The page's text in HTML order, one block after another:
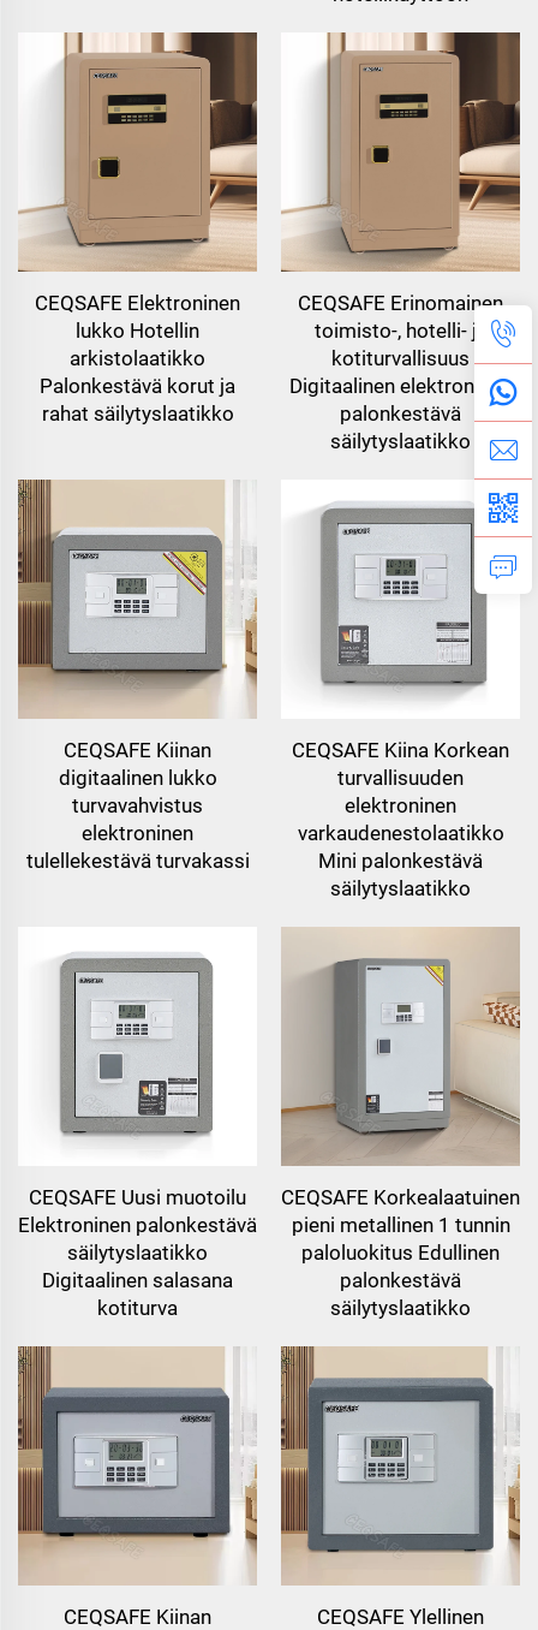
CEQSAFE Elektroninen
lukko Hotellin
arkistolaatikko
Palonkestävä korut ja
rahat säilytyslaatikko
CEQSAFE Erinomainen
toimisto-, hotelli- ja
kotiturvallisuus
Digitaalinen elektroninen
palonkestävä
säilytyslaatikko
CEQSAFE Kiinan
digitaalinen lukko
turvavahvistus
elektroninen
tulellekestävä turvakassi
CEQSAFE Kiina Korkean
turvallisuuden
elektroninen
varkaudenestolaatikko
Mini palonkestävä
säilytyslaatikko
CEQSAFE Uusi muotoilu
Elektroninen palonkestävä
säilytyslaatikko
Digitaalinen salasana
kotiturva
CEQSAFE Korkealaatuinen
pieni metallinen 1 tunnin
paloluokitus Edullinen
palonkestävä
säilytyslaatikko
CEQSAFE Kiinan
CEQSAFE Ylellinen